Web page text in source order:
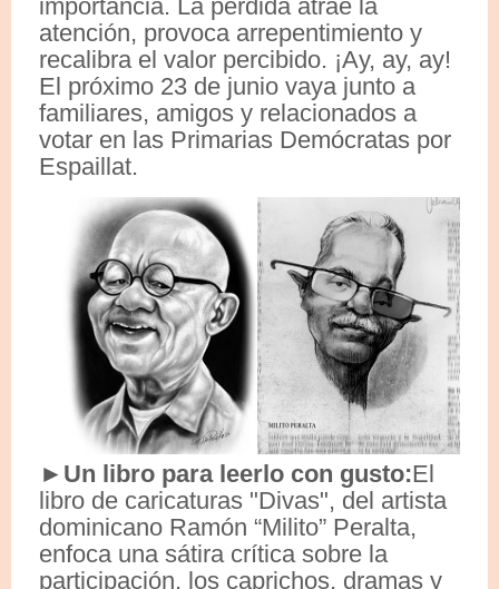
importancia. La pérdida atrae la
atención, provoca arrepentimiento y
recalibra el valor percibido. ¡Ay, ay, ay!
El próximo 23 de junio vaya junto a
familiares, amigos y relacionados a
votar en las Primarias Demócratas por
Espaillat.
►Un libro para leerlo con gusto:El
libro de caricaturas "Divas", del artista
dominicano Ramón “Milito” Peralta,
enfoca una sátira crítica sobre la
participación, los caprichos, dramas y